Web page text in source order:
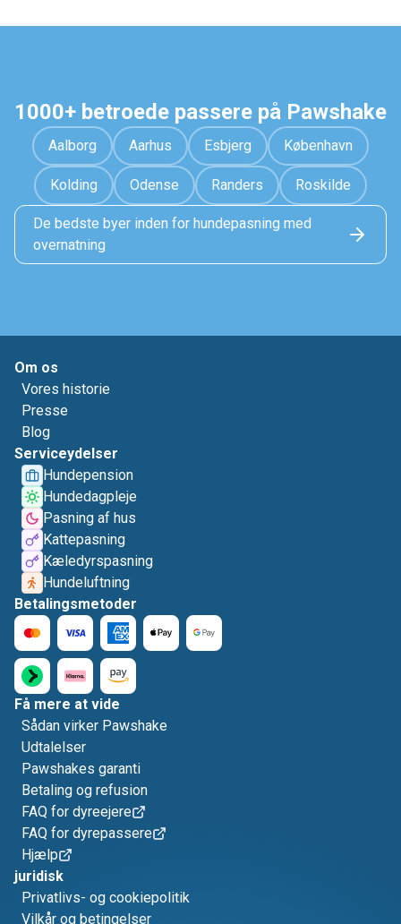
1000+ betroede passere på Pawshake
Aalborg Aarhus Esbjerg København
Kolding Odense Randers Roskilde
De bedste byer inden for hundepasning med
overnatning
Om os
Vores historie
Presse
Blog
Serviceydelser
Hundepension
Hundedagpleje
Pasning af hus
Kattepasning
Kæledyrspasning
Hundeluftning
Betalingsmetoder
Få mere at vide
Sådan virker Pawshake
Udtalelser
Pawshakes garanti
Betaling og refusion
FAQ for dyreejere
FAQ for dyrepassere
Hjælp
juridisk
Privatlivs- og cookiepolitik
Vilkår og betingelser